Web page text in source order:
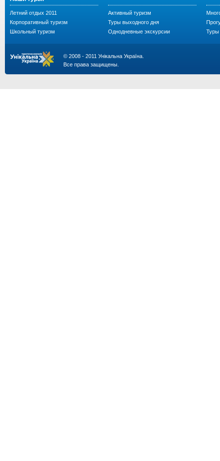
Летний отдых 2011
Корпоративный туризм
Школьный туризм
Активный туризм
Туры выходного дня
Однодневные экскурсии
Туры
© 2008 - 2011 Унікальна Україна.
Все права защищены.